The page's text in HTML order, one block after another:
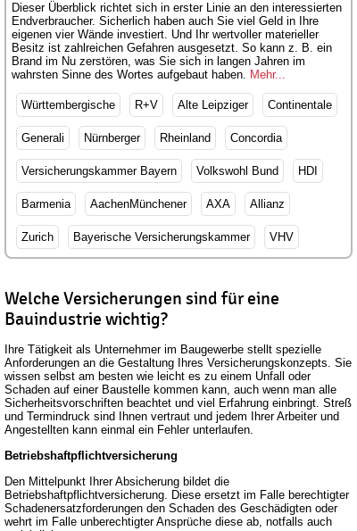
Dieser Überblick richtet sich in erster Linie an den interessierten
Endverbraucher. Sicherlich haben auch Sie viel Geld in Ihre
eigenen vier Wände investiert. Und Ihr wertvoller materieller
Besitz ist zahlreichen Gefahren ausgesetzt. So kann z. B. ein
Brand im Nu zerstören, was Sie sich in langen Jahren im
wahrsten Sinne des Wortes aufgebaut haben. Mehr...
Württembergische R+V Alte Leipziger Continentale
Generali Nürnberger Rheinland Concordia
Versicherungskammer Bayern Volkswohl Bund HDI
Barmenia AachenMünchener AXA Allianz
Zurich Bayerische Versicherungskammer VHV
Welche Versicherungen sind für eine
Bauindustrie wichtig?
Ihre Tätigkeit als Unternehmer im Baugewerbe stellt spezielle
Anforderungen an die Gestaltung Ihres Versicherungskonzepts. Sie
wissen selbst am besten wie leicht es zu einem Unfall oder
Schaden auf einer Baustelle kommen kann, auch wenn man alle
Sicherheitsvorschriften beachtet und viel Erfahrung einbringt. Streß
und Termindruck sind Ihnen vertraut und jedem Ihrer Arbeiter und
Angestellten kann einmal ein Fehler unterlaufen.
Betriebshaftpflichtversicherung
Den Mittelpunkt Ihrer Absicherung bildet die
Betriebshaftpflichtversicherung. Diese ersetzt im Falle berechtigter
Schadenersatzforderungen den Schaden des Geschädigten oder
wehrt im Falle unberechtigter Ansprüche diese ab, notfalls auch